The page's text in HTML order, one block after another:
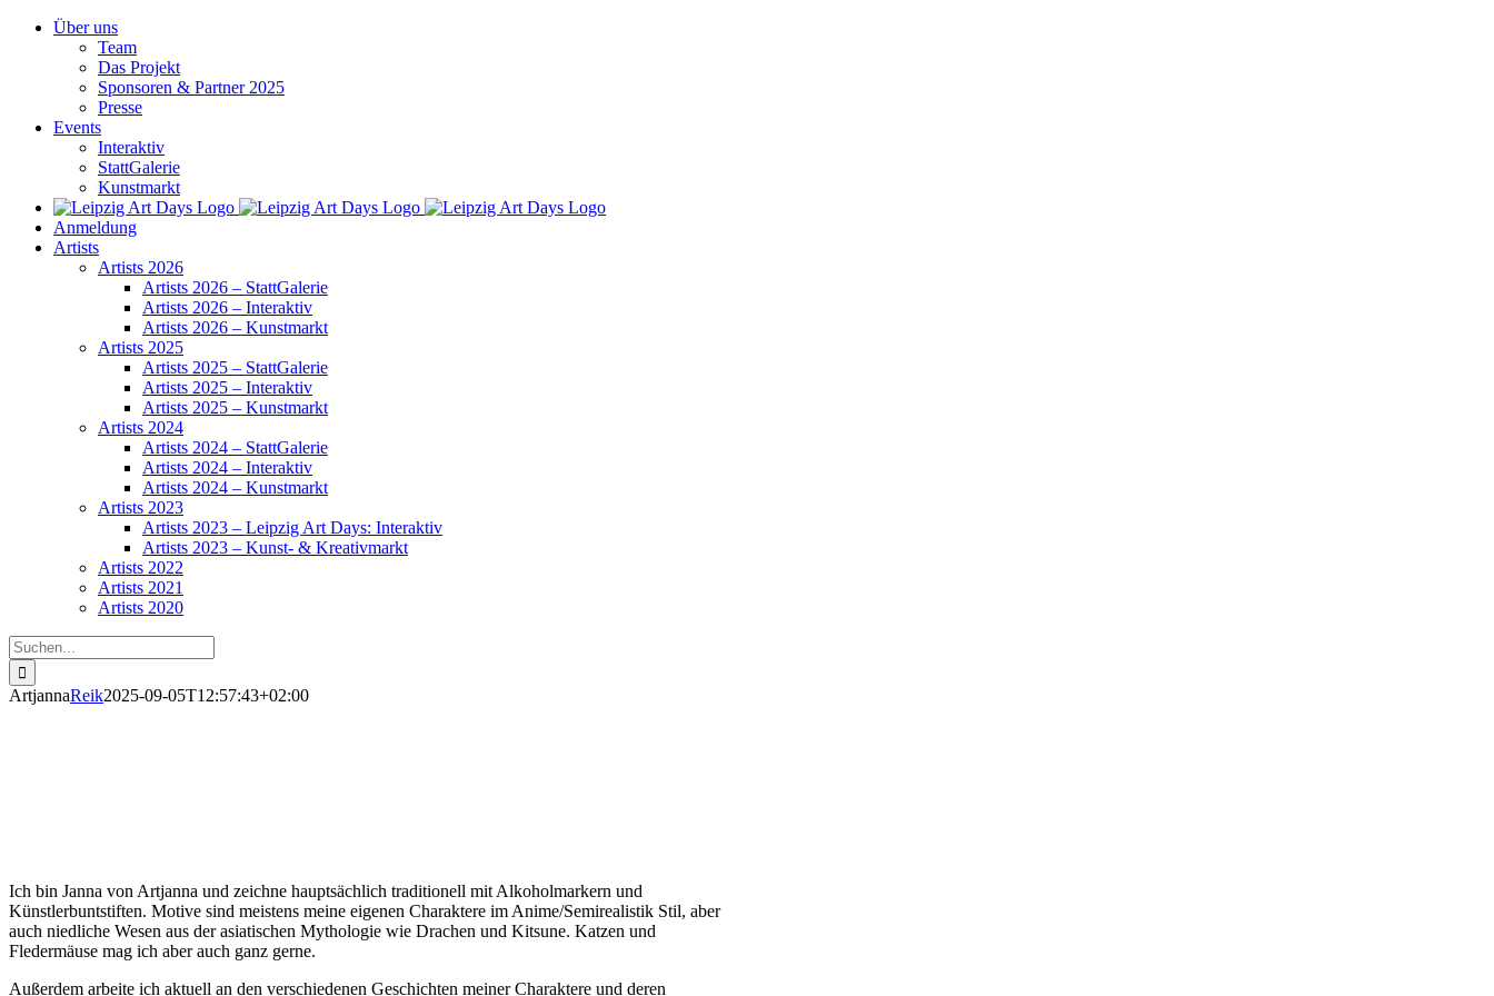
Zum
Über uns
Team
Das Projekt
Sponsoren & Partner 2025
Presse
Events
Interaktiv
StattGalerie
Kunstmarkt
Anmeldung
Artists
Artists 2026
Artists 2026 – StattGalerie
Artists 2026 – Interaktiv
Artists 2026 – Kunstmarkt
Artists 2025
Artists 2025 – StattGalerie
Artists 2025 – Interaktiv
Artists 2025 – Kunstmarkt
Artists 2024
Artists 2024 – StattGalerie
Artists 2024 – Interaktiv
Artists 2024 – Kunstmarkt
Artists 2023
Artists 2023 – Leipzig Art Days: Interaktiv
Artists 2023 – Kunst- & Kreativmarkt
Artists 2022
Artists 2021
Artists 2020
Suche
nach:
ArtjannaReik2025-09-05T12:57:43+02:00
Ich bin Janna von Artjanna und zeichne hauptsächlich traditionell mit Alkoholmarkern und
Künstlerbuntstiften. Motive sind meistens meine eigenen Charaktere im Anime/Semirealistik Stil, aber
auch niedliche Wesen aus der asiatischen Mythologie wie Drachen und Kitsune. Katzen und
Fledermäuse mag ich aber auch ganz gerne.
Außerdem arbeite ich aktuell an den verschiedenen Geschichten meiner Charaktere und deren